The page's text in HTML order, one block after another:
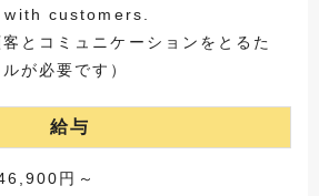
customers.
客とコミュニケーションをとるた
が必要です）
給与
円～